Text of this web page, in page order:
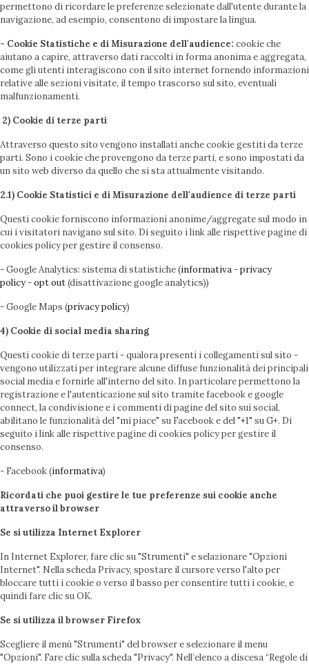
permettono di ricordare le preferenze selezionate dall'utente durante la
navigazione, ad esempio, consentono di impostare la lingua.
- Cookie Statistiche e di Misurazione dell'audience: cookie che
aiutano a capire, attraverso dati raccolti in forma anonima e aggregata,
come gli utenti interagiscono con il sito internet fornendo informazioni
relative alle sezioni visitate, il tempo trascorso sul sito, eventuali
malfunzionamenti.
2) Cookie di terze parti
Attraverso questo sito vengono installati anche cookie gestiti da terze
parti. Sono i cookie che provengono da terze parti, e sono impostati da
un sito web diverso da quello che si sta attualmente visitando.
2.1) Cookie Statistici e di Misurazione dell'audience di terze parti
Questi cookie forniscono informazioni anonime/aggregate sul modo in
cui i visitatori navigano sul sito. Di seguito i link alle rispettive pagine di
cookies policy per gestire il consenso.
- Google Analytics: sistema di statistiche (informativa -privacy
policy-opt out(disattivazione google analytics))
- Google Maps (privacy policy)
4) Cookie di social media sharing
Questi cookie di terze parti - qualora presenti i collegamenti sul sito -
vengono utilizzati per integrare alcune diffuse funzionalità dei principali
social media e fornirle all'interno del sito. In particolare permettono la
registrazione e l'autenticazione sul sito tramite facebook e google
connect, la condivisione e i commenti di pagine del sito sui social,
abilitano le funzionalità del "mi piace" su Facebook e del "+1" su G+. Di
seguito i link alle rispettive pagine di cookies policy per gestire il
consenso.
- Facebook (informativa)
Ricordati che puoi gestire le tue preferenze sui cookie anche
attraverso il browser
Se si utilizza Internet Explorer
In Internet Explorer, fare clic su "Strumenti" e selazionare "Opzioni
Internet". Nella scheda Privacy, spostare il cursore verso l'alto per
bloccare tutti i cookie o verso il basso per consentire tutti i cookie, e
quindi fare clic su OK.
Se si utilizza il browser Firefox
Scegliere il menù "Strumenti" del browser e selezionare il menu
"Opzioni". Fare clic sulla scheda "Privacy". Nell’elenco a discesa “Regole di